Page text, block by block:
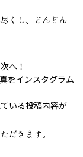
くし、どんどん
へ！
をインスタグラム
いる投稿内容が
だきます。